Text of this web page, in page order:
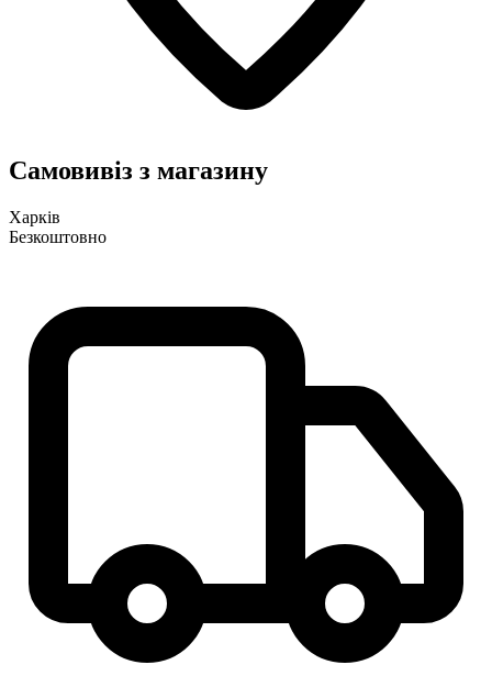
Самовивіз з магазину
Харків
Безкоштовно